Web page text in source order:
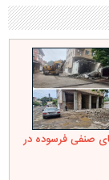
صنفی فرسوده در